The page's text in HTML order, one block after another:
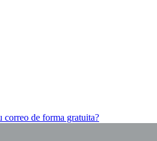
de forma gratuita?